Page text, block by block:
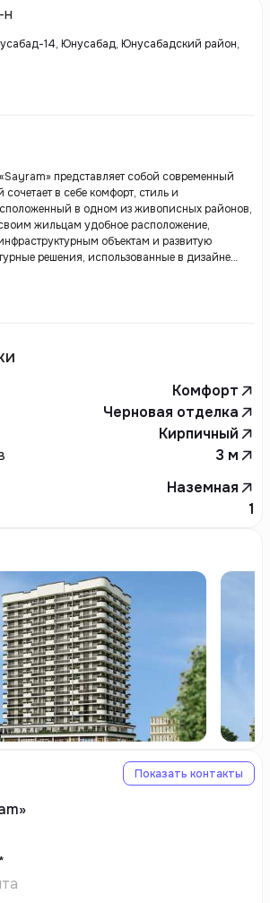
н
14, Юнусабад, Юнусабадский район,
современный
в себе комфорт, стиль и
в одном из живописных районов,
жильцам удобное расположение,
объектам и развитую
решения, использованные в дизайне
стильными линиями и продуманными
Комфорт
Черновая отделка
Кирпичный
3 м
Наземная
1
Показать контакты